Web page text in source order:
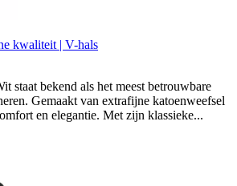
kwaliteit | V-hals
staat bekend als het meest betrouwbare
Gemaakt van extrafijne katoenweefsel
en elegantie. Met zijn klassieke...